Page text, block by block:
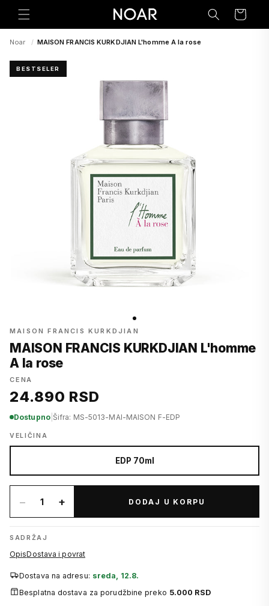
na
Korpa
Noar / MAISON FRANCIS KURKDJIAN L'homme A la rose
BESTSELER
MAISON FRANCIS KURKDJIAN
MAISON FRANCIS KURKDJIAN L'homme
A la rose
CENA
24.890 RSD
Dostupno| Šifra: MS-5013-MAI-MAISON F-EDP
VELIČINA
EDP 70ml
− 1 + DODAJ U KORPU
SADRŽAJ
OpisDostava i povrat
Dostava na adresu: sreda, 12.8.
Besplatna dostava za porudžbine preko 5.000 RSD